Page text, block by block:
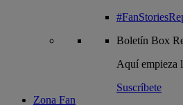
Boletín Box
Aquí empieza
Suscríbete
Zona Fan